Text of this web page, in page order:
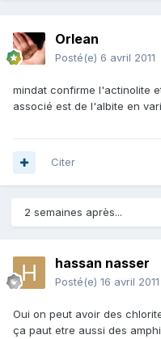
Orlean
Posté(e) 6 avril 2011
mindat confirme l'actinolite
associé est de l'albite en
Citer
2 semaines après...
hassan nasser
Posté(e) 16 avril 2011
Oui on peut avoir des
ça paut etre aussi des